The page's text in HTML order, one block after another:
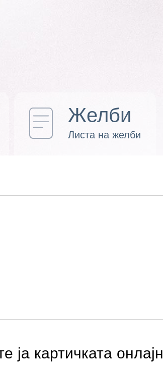
Желби
Листа на желби
ја картичката онлајн